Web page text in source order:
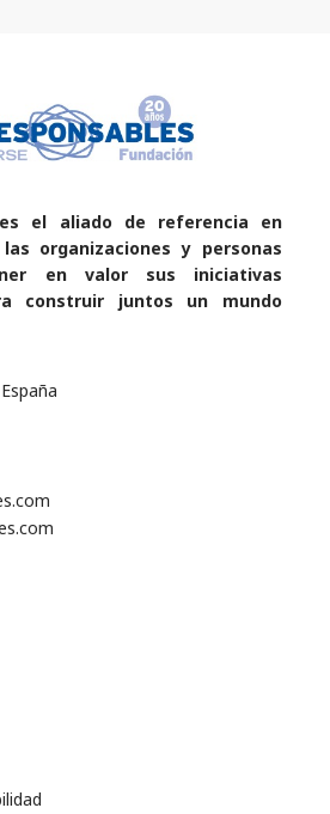
es el aliado de referencia en
organizaciones y personas
en valor sus iniciativas
construir juntos un mundo